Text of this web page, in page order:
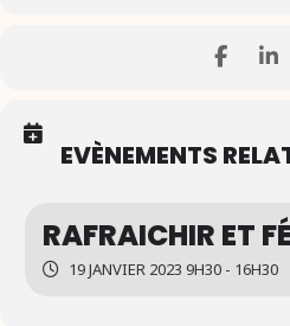
EVÈNEMENTS
RAFRAICHIR ET
19 JANVIER 2023 9H30 - 16H30